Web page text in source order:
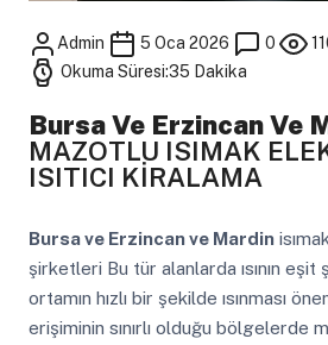
Admin 5 Oca 2026 0
Okuma Süresi:35 Dakika
Bursa Ve Erzincan Ve
MAZOTLU ISIMAK
ISITICI KİRALAMA
Bursa ve Erzincan ve Mardin
şirketleri Bu tür alanlarda ısının eşit
ortamın hızlı bir şekilde ısınması
erişiminin sınırlı olduğu bölgelerde